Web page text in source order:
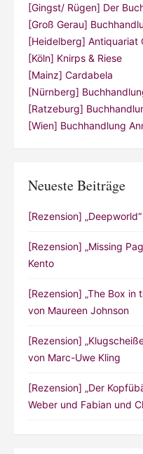
[Gingst/ Rügen] Der
[Groß Gerau]
[Heidelberg] Antiquariat
[Köln] Knirps & Riese
[Mainz] Cardabela
[Nürnberg]
[Ratzeburg]
[Wien] Buchhandlung
Neueste Beiträge
[Rezension]
[Rezension] „Missing
Kento
[Rezension] „The Box in
von Maureen Johnson
[Rezension]
von Marc-Uwe Kling
[Rezension] „Der
Weber und Fabian und